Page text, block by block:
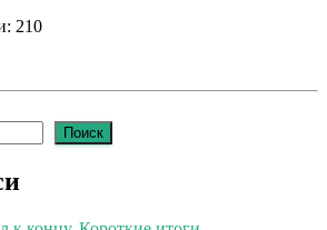
210
Поиск